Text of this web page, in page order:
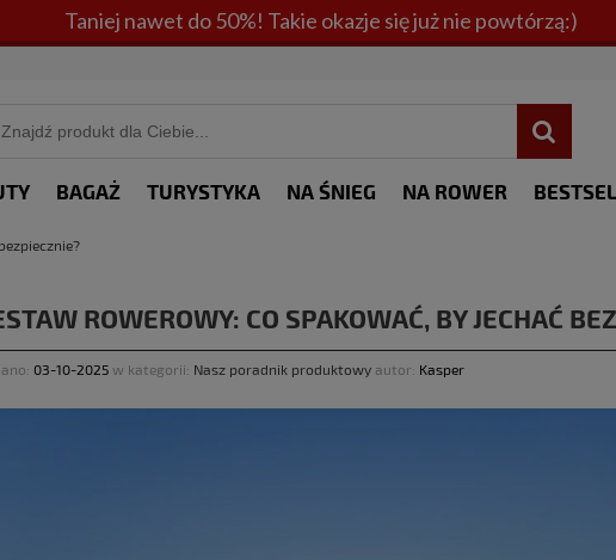
Taniej nawet do 50%! Takie okazje się już nie powtórzą:)
BAGAŻ TURYSTYKA NA ŚNIEG NA ROWER
ROWEROWY: CO SPAKOWAĆ, BY JECHAĆ
03-10-2025 w kategorii: Nasz poradnik produktowy autor: Kasper